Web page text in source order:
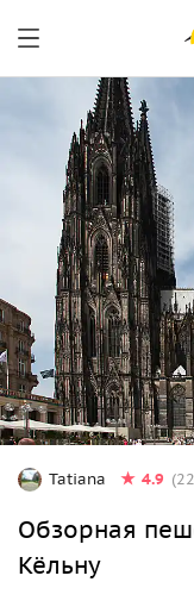
Tatiana 4.9
Обзорная
Кёльну